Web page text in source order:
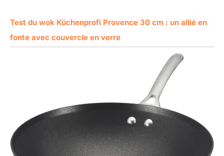
Test du wok Küchenprofi Provence 30 cm : un allié en
fonte avec couvercle en verre